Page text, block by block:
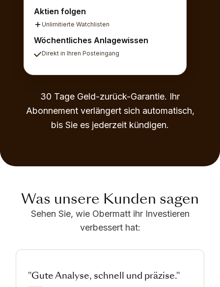
Aktien folgen
Unlimitierte Watchlisten
Wöchentliches Anlagewissen
Direkt in Ihren Posteingang
30 Tage Geld-zurück-Garantie. Ihr
Abonnement verlängert sich automatisch,
bis Sie es jederzeit kündigen.
Was unsere Kunden sagen
Sehen Sie, wie Obermatt ihr Investieren
verbessert hat:
"Gute Analyse, schnell und präzise."